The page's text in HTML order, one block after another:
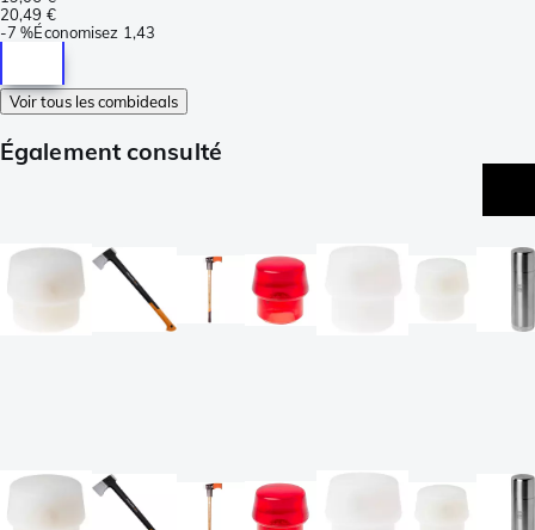
20,49 €
-7 %Économisez 1,43
Voir tous les combideals
Également consulté